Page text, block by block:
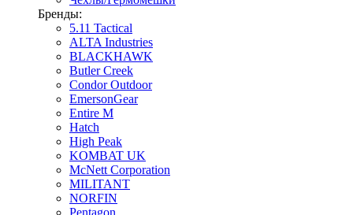
Бренды:
5.11 Tactical
ALTA Industries
BLACKHAWK
Butler Creek
Condor Outdoor
EmersonGear
Entire M
Hatch
High Peak
KOMBAT UK
McNett Corporation
MILITANT
NORFIN
Pentagon